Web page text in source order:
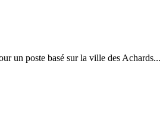
un poste basé sur la ville des Achards...